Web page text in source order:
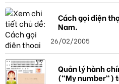
Cách gọi điện
Nam.
26/02/2005
Quản lý hành
("My number")